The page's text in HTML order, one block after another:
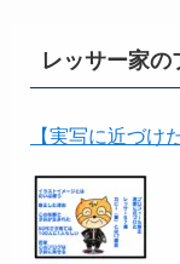
レッサー家の
【実写に近づけ